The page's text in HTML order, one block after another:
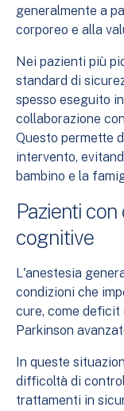
generalmente a
corporeo e alla
Nei pazienti più
standard di
spesso eseguito
collaborazione
Questo permette
intervento,
bambino e la
Pazienti
cognitive
L'anestesia
condizioni che
cure, come deficit
Parkinson
In queste
difficoltà di
trattamenti in